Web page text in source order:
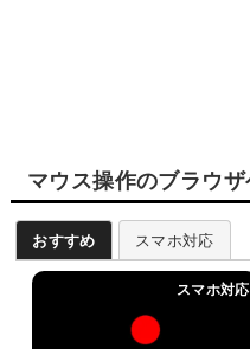
マウス操作のブラウザ
おすすめ スマホ対応